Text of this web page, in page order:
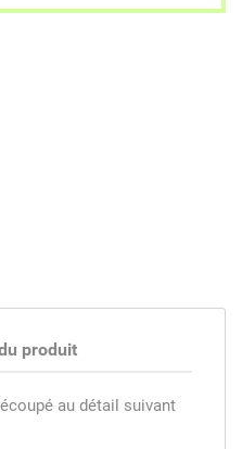
produit
au détail suivant